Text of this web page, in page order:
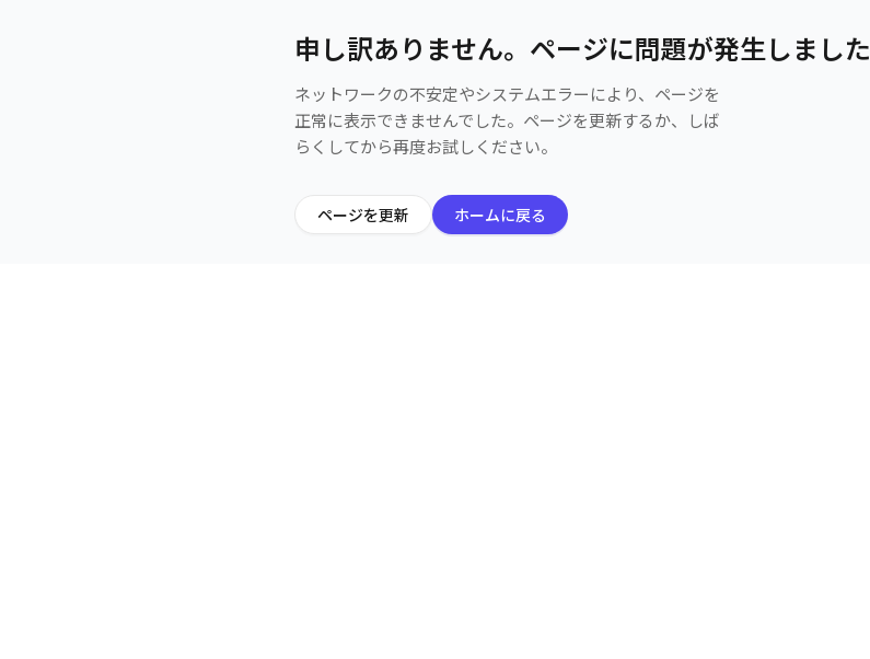
申し訳ありません。ページに問題が発生しました
ネットワークの不安定やシステムエラーにより、ページを
正常に表示できませんでした。ページを更新するか、しば
らくしてから再度お試しください。
ページを更新 ホームに戻る